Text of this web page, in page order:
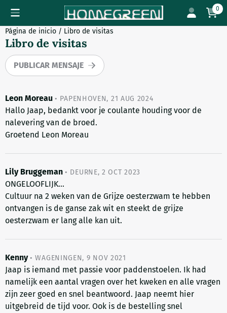
Preferencias de cookies disponibles. Elija la configuración o
0
Página de inicio / Libro de visitas
Libro de visitas
PUBLICAR MENSAJE
Leon Moreau • PAPENHOVEN, 21 AUG 2024
Hallo Jaap, bedankt voor je coulante houding voor de
nalevering van de broed.
Groetend Leon Moreau
Lily Bruggeman • DEURNE, 2 OCT 2023
ONGELOOFLIJK...
Cultuur na 2 weken van de Grijze oesterzwam te hebben
ontvangen is de ganse zak wit en steekt de grijze
oesterzwam er lang alle kan uit.
Kenny• WAGENINGEN, 9 NOV 2021
Jaap is iemand met passie voor paddenstoelen. Ik had
namelijk een aantal vragen over het kweken en alle vragen
zijn zeer goed en snel beantwoord. Jaap neemt hier
uitgebreid de tijd voor. Ook is de bestelling snel